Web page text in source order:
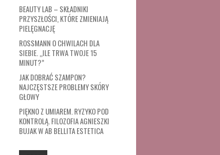
BEAUTY LAB – SKŁADNIKI
PRZYSZŁOŚCI, KTÓRE ZMIENIAJĄ
PIELĘGNACJĘ
ROSSMANN O CHWILACH DLA
SIEBIE. „ILE TRWA TWOJE 15
MINUT?”
JAK DOBRAĆ SZAMPON?
NAJCZĘSTSZE PROBLEMY SKÓRY
GŁOWY
PIĘKNO Z UMIAREM. RYZYKO POD
KONTROLĄ. FILOZOFIA AGNIESZKI
BUJAK W AB BELLITA ESTETICA